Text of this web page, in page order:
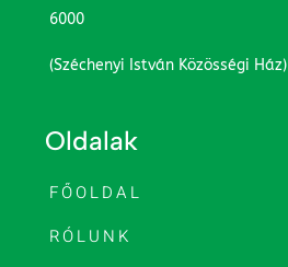
6000
(Széchenyi István Közösségi Ház)
Oldalak
FŐOLDAL
RÓLUNK